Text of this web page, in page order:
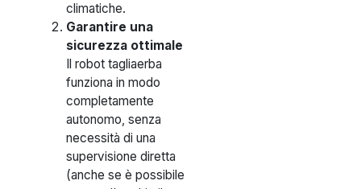
climatiche.
Garantire una
sicurezza ottimale
Il robot tagliaerba
funziona in modo
completamente
autonomo, senza
necessità di una
supervisione diretta
(anche se è possibile